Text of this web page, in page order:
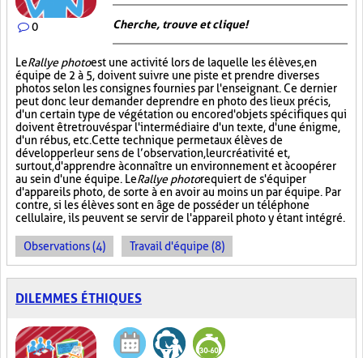
0 Cherche, trouve et clique !
LeRallye photoest une activité lors de laquelle les élèves, en
équipe de 2 à 5, doivent suivre une piste et prendre diverses
photos selon les consignes fournies par l'enseignant. Ce dernier
peut donc leur demander de prendre en photo des lieux précis,
d'un certain type de végétation ou encore d'objets spécifiques qui
doivent être trouvés par l'intermédiaire d'un texte, d'une énigme,
d'un rébus, etc. Cette technique permet aux élèves de
développer leur sens de l’observation, leur créativité et,
surtout, d'apprendre à connaître un environnement et à coopérer
au sein d'une équipe. LeRallye photorequiert de s'équiper
d'appareils photo, de sorte à en avoir au moins un par équipe. Par
contre, si les élèves sont en âge de posséder un téléphone
cellulaire, ils peuvent se servir de l'appareil photo y étant intégré.
Observations (4) Travail d'équipe (8)
DILEMMES ÉTHIQUES